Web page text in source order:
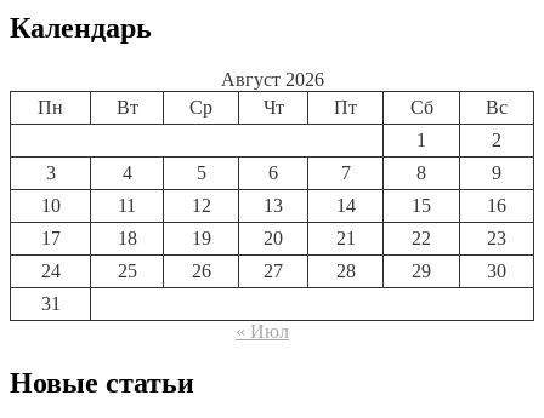
Календарь
Август 2026
Пн
Вт Ср Чт Пт Сб
Вс
1
2
3
4 5 6 7 8
9
10
11 12 13 14 15
16
17
18 19 20 21 22
23
24
25 26 27 28 29
30
31
« Июл
Новые статьи